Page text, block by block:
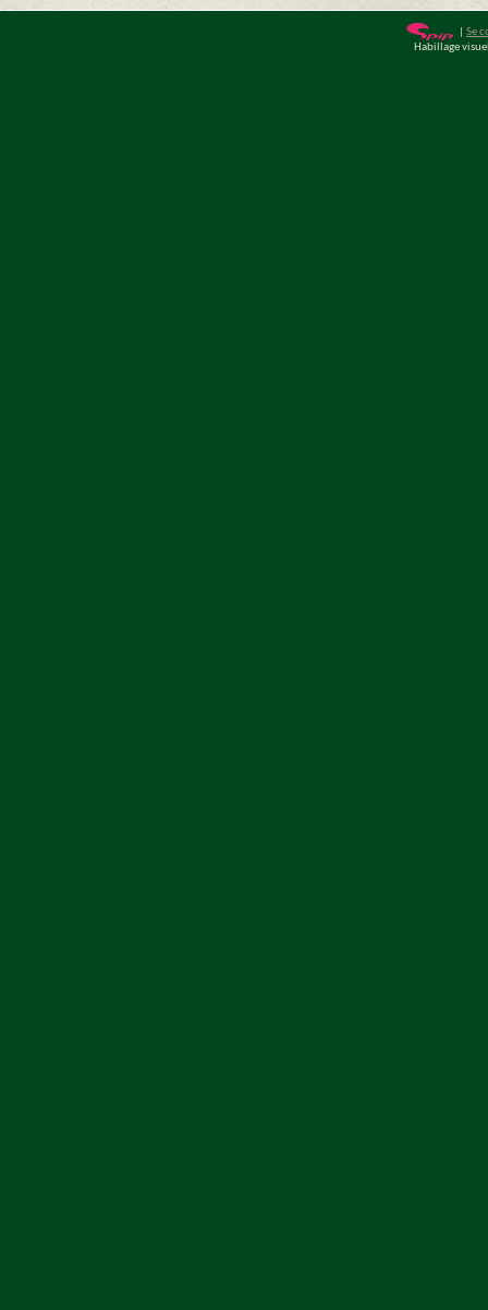
| Se
Habillage